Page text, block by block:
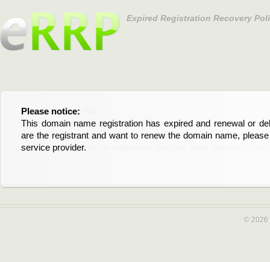
Expired Registration Recovery
Please notice:
This domain name registration has expired and renewal or
are the registrant and want to renew the domain name,
service provider.
Bitte beachten Sie:
Diese Domainregistrierung ist abgelaufen und die
Domain stehen an. Wenn Sie der Registrant sind und
verlängern möchten, kontaktieren Sie bitte Ihren Service-
© 2026